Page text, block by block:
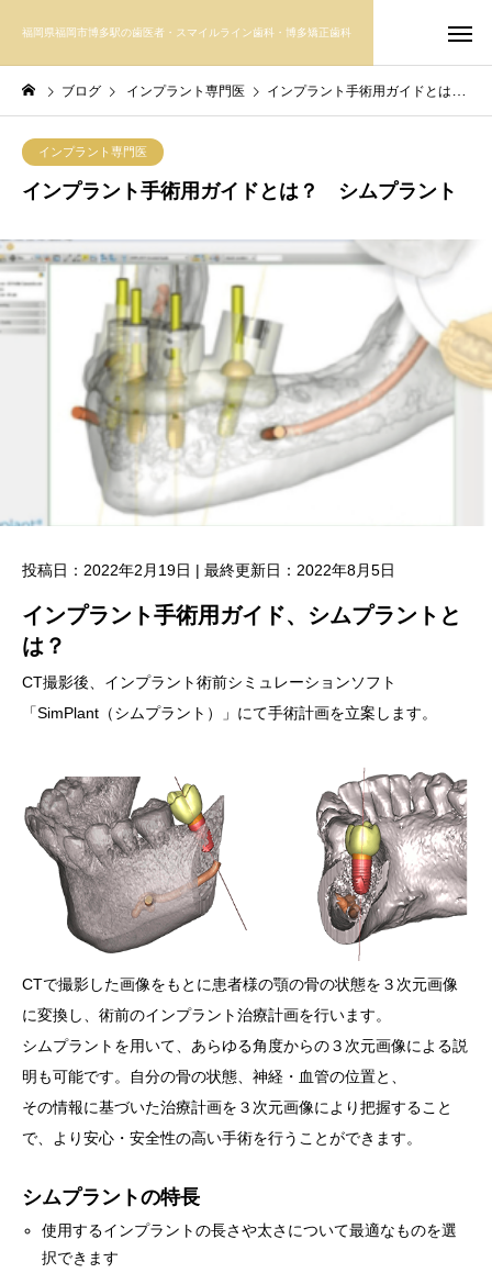
福岡県福岡市博多駅の歯医者・スマイルライン歯科・博多矯正歯科
ブログ インプラント専門医 インプラント手術用ガイドとは？ シムプラント
インプラント専門医
インプラント手術用ガイドとは？ シムプラント
投稿日：2022年2月19日 | 最終更新日：2022年8月5日
インプラント手術用ガイド、シムプラントと
は？
CT撮影後、インプラント術前シミュレーションソフト
「SimPlant（シムプラント）」にて手術計画を立案します。
CTで撮影した画像をもとに患者様の顎の骨の状態を３次元画像
に変換し、術前のインプラント治療計画を行います。
シムプラントを用いて、あらゆる角度からの３次元画像による説
明も可能です。自分の骨の状態、神経・血管の位置と、
その情報に基づいた治療計画を３次元画像により把握すること
で、より安心・安全性の高い手術を行うことができます。
シムプラントの特長
使用するインプラントの長さや太さについて最適なものを選
択できます